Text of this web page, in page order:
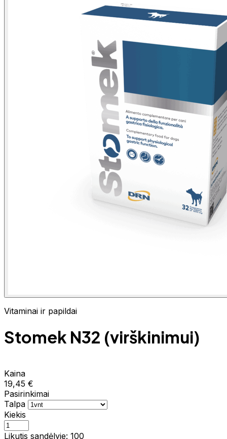
Vitaminai ir papildai
Stomek N32 (virškinimui)
Kaina
19,45 €
Pasirinkimai
Talpa
Kiekis
Likutis sandėlyje: 100